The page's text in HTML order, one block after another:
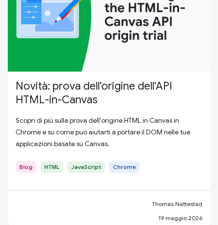
Novità: prova dell'origine dell'API
HTML-in-Canvas
Scopri di più sulla prova dell'origine HTML in Canvas in
Chrome e su come può aiutarti a portare il DOM nelle tue
applicazioni basate su Canvas.
Blog HTML JavaScript Chrome
Thomas Nattestad
19 maggio 2026